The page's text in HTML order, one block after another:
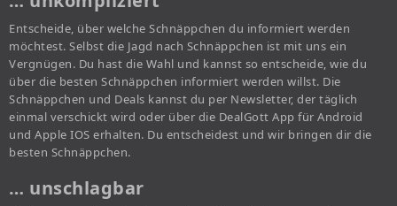
Entscheide, über welche Schnäppchen du informiert werden
möchtest. Selbst die Jagd nach Schnäppchen ist mit uns ein
Vergnügen. Du hast die Wahl und kannst so entscheide, wie du
über die besten Schnäppchen informiert werden willst. Die
Schnäppchen und Deals kannst du per Newsletter, der täglich
einmal verschickt wird oder über die DealGott App für Android
und Apple IOS erhalten. Du entscheidest und wir bringen dir die
besten Schnäppchen.
… unschlagbar